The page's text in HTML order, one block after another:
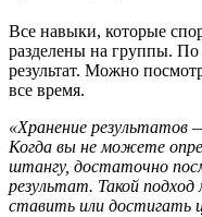
Все навыки, которые
разделены на группы.
результат. Можно
все время.
«Хранение результатов
Когда вы не можете
штангу, достаточно
результат. Такой
ставить или достигать